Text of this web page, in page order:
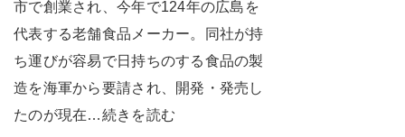
市で創業され、今年で124年の広島を
代表する老舗食品メーカー。同社が持
ち運びが容易で日持ちのする食品の製
造を海軍から要請され、開発・発売し
たのが現在…続きを読む